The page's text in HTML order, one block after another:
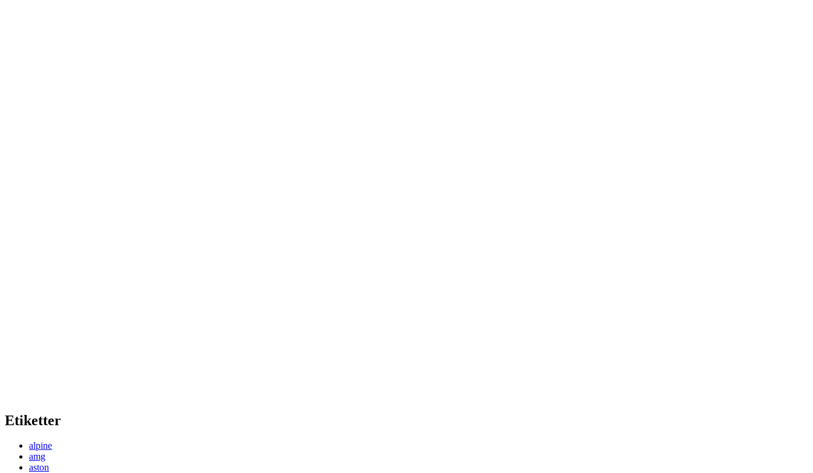
Etiketter
alpine
amg
aston